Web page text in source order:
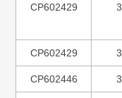
CP602429 3
CP602429 3
CP602446 3